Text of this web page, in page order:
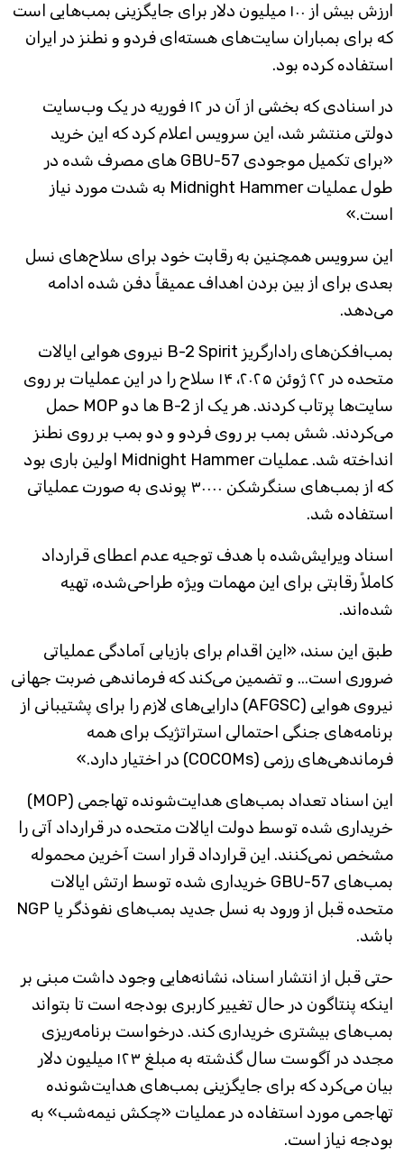
ارزش بیش از ۱۰۰ میلیون دلار برای جایگزینی بمب‌هایی است
که برای بمباران سایت‌های هسته‌ای فردو و نطنز در ایران
استفاده کرده بود.
در اسنادی که بخشی از آن در ۱۲ فوریه در یک وب‌سایت
دولتی منتشر شد، این سرویس اعلام کرد که این خرید
«برای تکمیل موجودی GBU-57 های مصرف شده در
طول عملیات Midnight Hammer به شدت مورد نیاز
است.»
این سرویس همچنین به رقابت خود برای سلاح‌های نسل
بعدی برای از بین بردن اهداف عمیقاً دفن شده ادامه
می‌دهد.
بمب‌افکن‌های رادارگریز B-2 Spirit نیروی هوایی ایالات
متحده در ۲۲ ژوئن ۲۰۲۵، ۱۴ سلاح را در این عملیات بر روی
سایت‌ها پرتاب کردند. هر یک از B-2 ها دو MOP حمل
می‌کردند. شش بمب بر روی فردو و دو بمب بر روی نطنز
انداخته شد. عملیات Midnight Hammer اولین باری بود
که از بمب‌های سنگرشکن ۳۰۰۰۰ پوندی به صورت عملیاتی
استفاده شد.
اسناد ویرایش‌شده با هدف توجیه عدم اعطای قرارداد
کاملاً رقابتی برای این مهمات ویژه طراحی‌شده، تهیه
شده‌اند.
طبق این سند، «این اقدام برای بازیابی آمادگی عملیاتی
ضروری است... و تضمین می‌کند که فرماندهی ضربت جهانی
نیروی هوایی (AFGSC) دارایی‌های لازم را برای پشتیبانی از
برنامه‌های جنگی احتمالی استراتژیک برای همه
فرماندهی‌های رزمی (COCOMs) در اختیار دارد.»
این اسناد تعداد بمب‌های هدایت‌شونده تهاجمی (MOP)
خریداری شده توسط دولت ایالات متحده در قرارداد آتی را
مشخص نمی‌کنند. این قرارداد قرار است آخرین محموله
بمب‌های GBU-57 خریداری شده توسط ارتش ایالات
متحده قبل از ورود به نسل جدید بمب‌های نفوذگر یا NGP
باشد.
حتی قبل از انتشار اسناد، نشانه‌هایی وجود داشت مبنی بر
اینکه پنتاگون در حال تغییر کاربری بودجه است تا بتواند
بمب‌های بیشتری خریداری کند. درخواست برنامه‌ریزی
مجدد در آگوست سال گذشته به مبلغ ۱۲۳ میلیون دلار
بیان می‌کرد که برای جایگزینی بمب‌های هدایت‌شونده
تهاجمی مورد استفاده در عملیات «چکش نیمه‌شب» به
بودجه نیاز است.